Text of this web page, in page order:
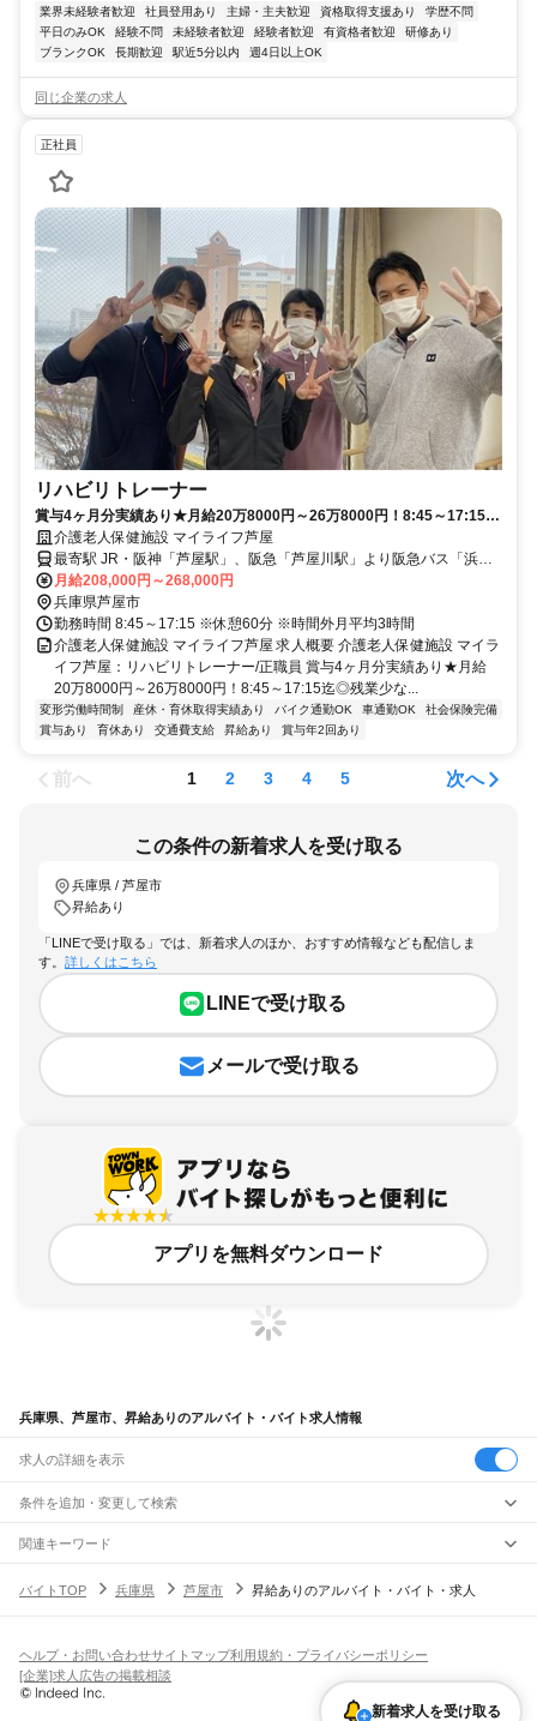
業界未経験者歓迎 社員登用あり 主婦・主夫歓迎 資格取得支援あり
学歴不問
平日のみOK
経験不問 未経験者歓迎 経験者歓迎 有資格者歓迎
研修あり
ブランクOK
長期歓迎 駅近5分以内 週4日以上OK
同じ企業の求人
正社員
リハビリトレーナー
賞与4ヶ月分実績あり★月給20万8000円～26万8000円！8:45～17:15迄
◎残業少なめ！マイカー・バイク通勤OKで通勤ラクラク♪【芦屋市・老
健・リハビリトレーナー・正職員】
介護老人保健施設 マイライフ芦屋
最寄駅 JR・阪神「芦屋駅」、阪急「芦屋川駅」より阪急バス「浜風
大橋南」停車場下車すぐ
月給208,000円～268,000円
兵庫県芦屋市
勤務時間 8:45～17:15 ※休憩60分 ※時間外月平均3時間
介護老人保健施設 マイライフ芦屋 求人概要 介護老人保健施設 マイラ
イフ芦屋：リハビリトレーナー/正職員 賞与4ヶ月分実績あり★月給
20万8000円～26万8000円！8:45～17:15迄◎残業少な...
変形労働時間制 産休・育休取得実績あり バイク通勤OK 車通勤OK
社会保険完備
賞与あり
育休あり 交通費支給 昇給あり 賞与年2回あり
前へ 1 2 3 4 5 次へ
この条件の新着求人を受け取る
兵庫県 / 芦屋市
昇給あり
「LINEで受け取る」では、新着求人のほか、おすすめ情報なども配信しま
す。 詳しくはこちら
LINEで受け取る
メールで受け取る
アプリを無料ダウンロード
兵庫県、芦屋市、昇給ありのアルバイト・バイト求人情報
求人の詳細を表示
条件を追加・変更して検索
市区町村を追加・変更
兵庫県すべて
姫路市尼崎市明石市西宮市洲本市芦屋市伊丹市相生市豊岡市加古川市
西脇市宝塚市三木市 加西市丹波篠山市養父市
たつの市川辺郡多可郡加古郡
駅を追加・変更
尼崎駅 立花駅甲子園口駅 さくら夙川駅 芦屋駅 甲南山手駅
六甲道駅摩耶駅灘駅三ノ宮駅元町駅神戸駅
JR神戸線(神戸～姫路)
飲食・フードサービス
飲食・フードサービス
ホールスタッフ
皿洗い・洗い場精肉・鮮魚加工
バー（BAR）・バーテンダー
特徴を追加・変更
人気
髪型・髪色自由ひげOKネイルOK
関連キーワード
兵庫県 芦屋市 掛け持ち 兵庫県 芦屋市 w ワーク歓迎
バイトTOP 兵庫県 芦屋市 昇給ありのアルバイト・バイト・求人
新着求人を受け取る
ヘルプ・お問い合わせサイトマップ利用規約・プライバシーポリシー
[企業]求人広告の掲載相談